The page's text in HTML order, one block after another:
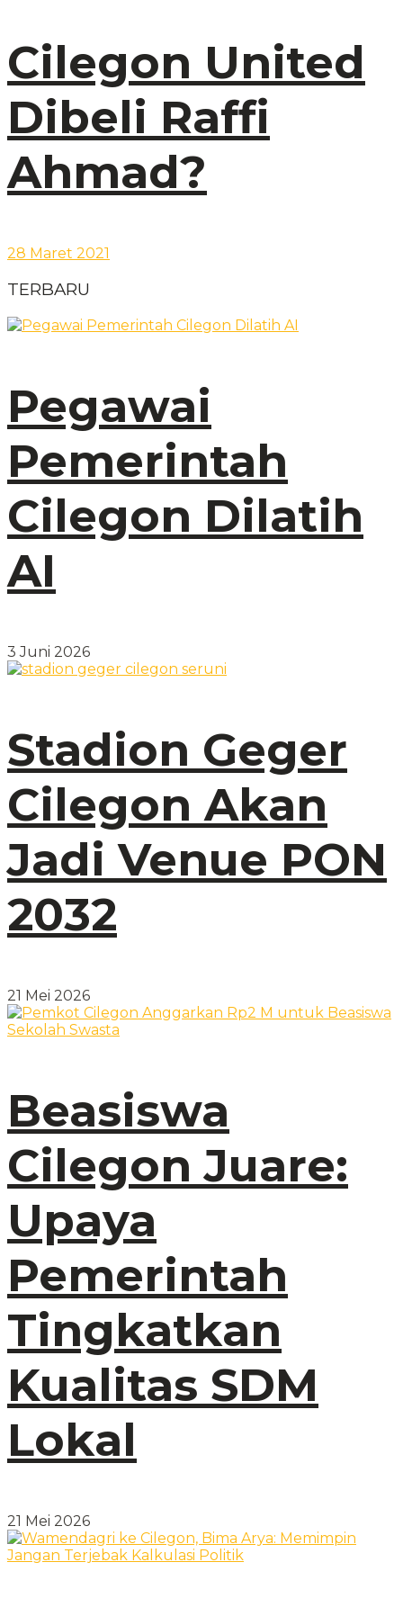
Cilegon United
Dibeli Raffi
Ahmad?
28 Maret 2021
TERBARU
Pegawai
Pemerintah
Cilegon Dilatih
AI
3 Juni 2026
Stadion Geger
Cilegon Akan
Jadi Venue PON
2032
21 Mei 2026
Beasiswa
Cilegon Juare:
Upaya
Pemerintah
Tingkatkan
Kualitas SDM
Lokal
21 Mei 2026